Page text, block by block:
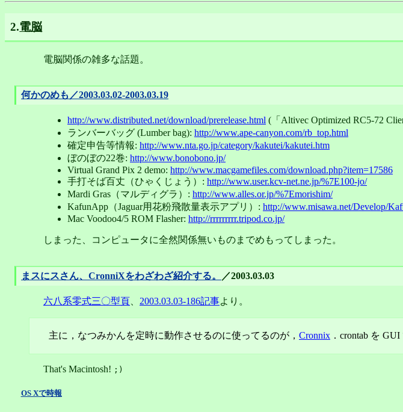
2.電脳
電脳関係の雑多な話題。
何かのめも／2003.03.02-2003.03.19
http://www.distributed.net/download/prerelease.html ( Altivec Optimized RC5-72
ランバーバッグ (Lumber bag): http://www.ape-canyon.com/rb_top.html
確定申告等情報: http://www.nta.go.jp/category/kakutei/kakutei.htm
ぼのぼの22巻: http://www.bonobono.jp/
Virtual Grand Pix 2 demo: http://www.macgamefiles.com/download.php?item=17586
手打そば百丈（ひゃくじょう）: http://www.user.kcv-net.ne.jp/%7E100-jo/
Mardi Gras（マルディグラ）: http://www.alles.or.jp/%7Emorishim/
KafunApp（Jaguar用花粉飛散量表示アプリ）: http://www.misawa.net/Develop/
Mac Voodoo4/5 ROM Flasher: http://rrrrrrrrr.tripod.co.jp/
しまった、コンピュータに全然関係無いものまでめもってしまった。
まスにスさん、CronniXをわざわざ紹介する。 ／2003.03.03
六八系零式三〇型頁 2003.03.03-186記事より。
主に，なつみかんを定時に動作させるのに使ってるのが， Cronnix ．crontab を
That's Macintosh! ;)
OS Xで時報